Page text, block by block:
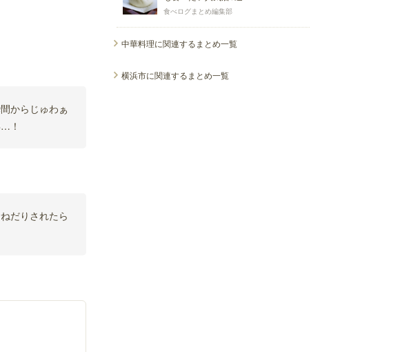
からじゅわぁ
！
だりされたら
食べログまとめ編集部
中華料理に関連するまとめ一覧
横浜市に関連するまとめ一覧